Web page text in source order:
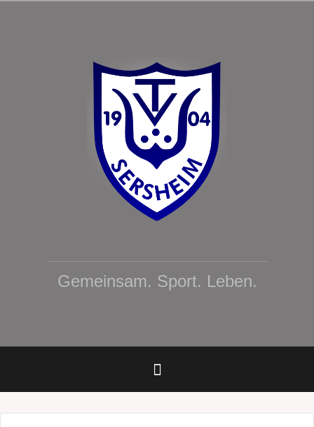
Gemeinsam. Sport. Leben.